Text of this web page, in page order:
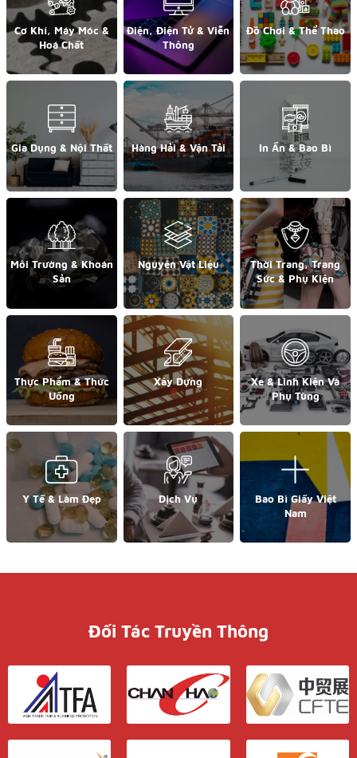
Cơ Khí, Máy Móc &
Hoá Chất
Điện, Điện Tử & Viễn
Thông
Đồ Chơi & Thể Thao
Gia Dụng & Nội Thất Hàng Hải & Vận Tải In Ấn & Bao Bì
Môi Trường & Khoán
Sản
Nguyên Vật Liệu
Thời Trang, Trang
Sức & Phụ Kiện
Thực Phẩm & Thức
Uống
Xây Dựng
Xe & Linh Kiện Và
Phụ Tùng
Y Tế & Làm Đẹp Dịch Vụ
Bao Bì Giấy Việt
Nam
Đối Tác Truyền Thông